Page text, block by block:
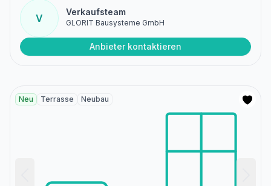
V
Verkaufsteam
GLORIT Bausysteme GmbH
Anbieter kontaktieren
Neu Terrasse Neubau